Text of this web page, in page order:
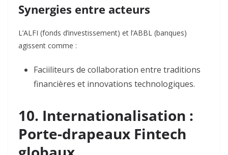
Synergies entre acteurs
L’ALFI (fonds d’investissement) et l’ABBL (banques)
agissent comme :
Faciiliteurs de collaboration entre traditions
financières et innovations technologiques.
10. Internationalisation :
Porte-drapeaux Fintech